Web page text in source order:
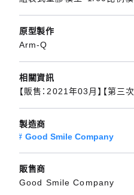
原型製作
Arm-Q
相關資訊
【販售：2021年03月】【第三
製造商
Good Smile Company
販售商
Good Smile Company